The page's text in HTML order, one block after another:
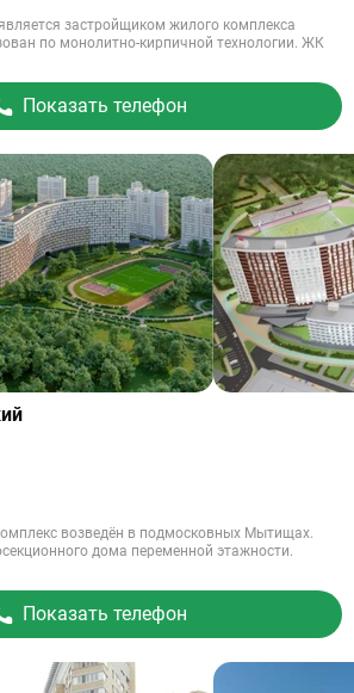
застройщиком жилого комплекса
по монолитно-кирпичной технологии. ЖК
Показать телефон
возведён в подмосковных Мытищах.
дома переменной этажности.
Показать телефон